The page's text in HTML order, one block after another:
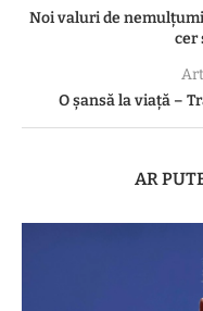
Noi valuri de
cer
O șansă la viață –
AR